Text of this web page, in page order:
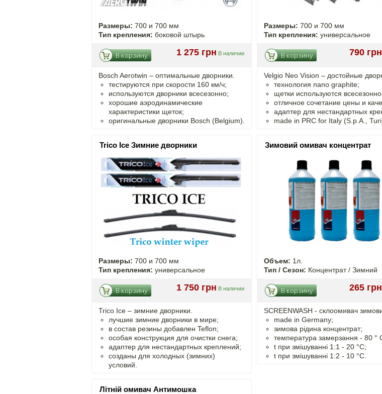
Размеры: 700 и 700 мм
Тип крепления: боковой штырь
1 275 грн В наличии
В корзину
Bosch Aerotwin – оптимальные дворники.
тестируются при скорости 160 км/ч;
используются дворники всесезонно;
хорошие аэродинамические
характеристики щеток;
оригинальные дворники Bosch (Belgium).
Размеры: 700 и 700 мм
Тип крепления: универсальное
790 грн
В корзину
Velgio Neo Vision – достойные
технология nano graphite;
щетки используются
отличное сочетание цены и
адаптер для нестандартных
made in PRC for Italy (S.p.A.,
Trico Ice Зимние дворники
Размеры: 700 и 700 мм
Тип крепления: универсальное
1 750 грн В наличии
В корзину
Trico Ice – зимние дворники.
лучшие зимние дворники в мире;
в состав резины добавлен Teflon;
особая конструкция для очистки снега;
адаптер для нестандартных креплений;
созданы для холодных (зимних)
условий.
Зимовий омивач концентрат
Объем: 1л.
Тип / Сезон: Концентрат / Зимний
265 грн
В корзину
SCREENWASH - cклоомивач
made in Germany;
зимова рідина концентрат;
температура замерзання - 80 °
t при змішуванні 1:1 - 20 °C;
t при змішуванні 1:2 - 10 °C.
Літній омивач Антимошка